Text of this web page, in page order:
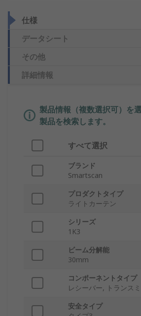
仕様
データシート
その他
詳細情報
製品情報（複数選択可）を
製品を検索します。
すべて選択
ブランド
Smartscan
プロダクトタイプ
ライトカーテン
シリーズ
1K3
ビーム分解能
30mm
コンポーネントタイプ
レシーバー, トランス
安全タイプ